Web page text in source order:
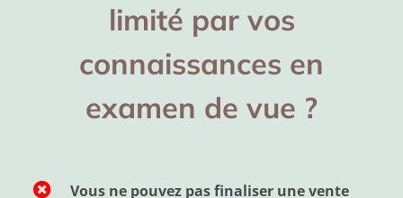
limité par vos
connaissances en
examen de vue ?
Vous ne pouvez pas finaliser une vente